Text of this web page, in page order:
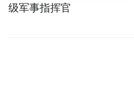
级军事指挥官